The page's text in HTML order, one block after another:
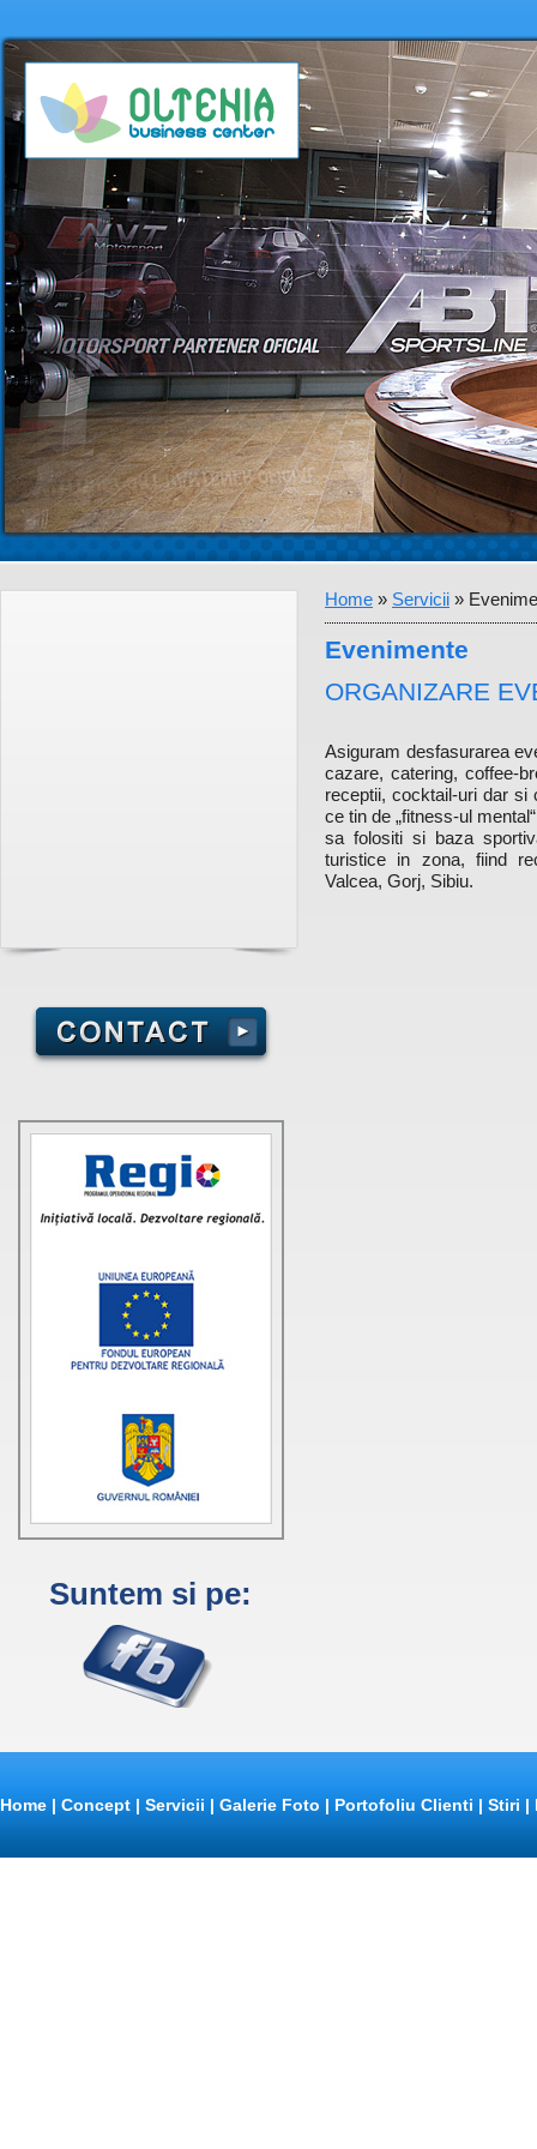
Suntem si pe:
Home » Servicii »
Evenimente
ORGANIZARE
Asiguram desfasurarea
cazare, catering, coffee-
receptii, cocktail-uri dar si
ce tin de „fitness-ul
sa folositi si baza
turistice in zona, fiind
Valcea, Gorj, Sibiu.
Home | Concept | Servicii | Galerie Foto | Portofoliu Clienti | Stiri |